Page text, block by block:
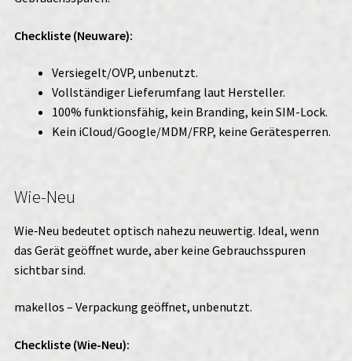
Checkliste (Neuware):
Versiegelt/OVP, unbenutzt.
Vollständiger Lieferumfang laut Hersteller.
100% funktionsfähig, kein Branding, kein SIM-Lock.
Kein iCloud/Google/MDM/FRP, keine Gerätesperren.
Wie-Neu
Wie‑Neu bedeutet optisch nahezu neuwertig. Ideal, wenn
das Gerät geöffnet wurde, aber keine Gebrauchsspuren
sichtbar sind.
makellos – Verpackung geöffnet, unbenutzt.
Checkliste (Wie-Neu):